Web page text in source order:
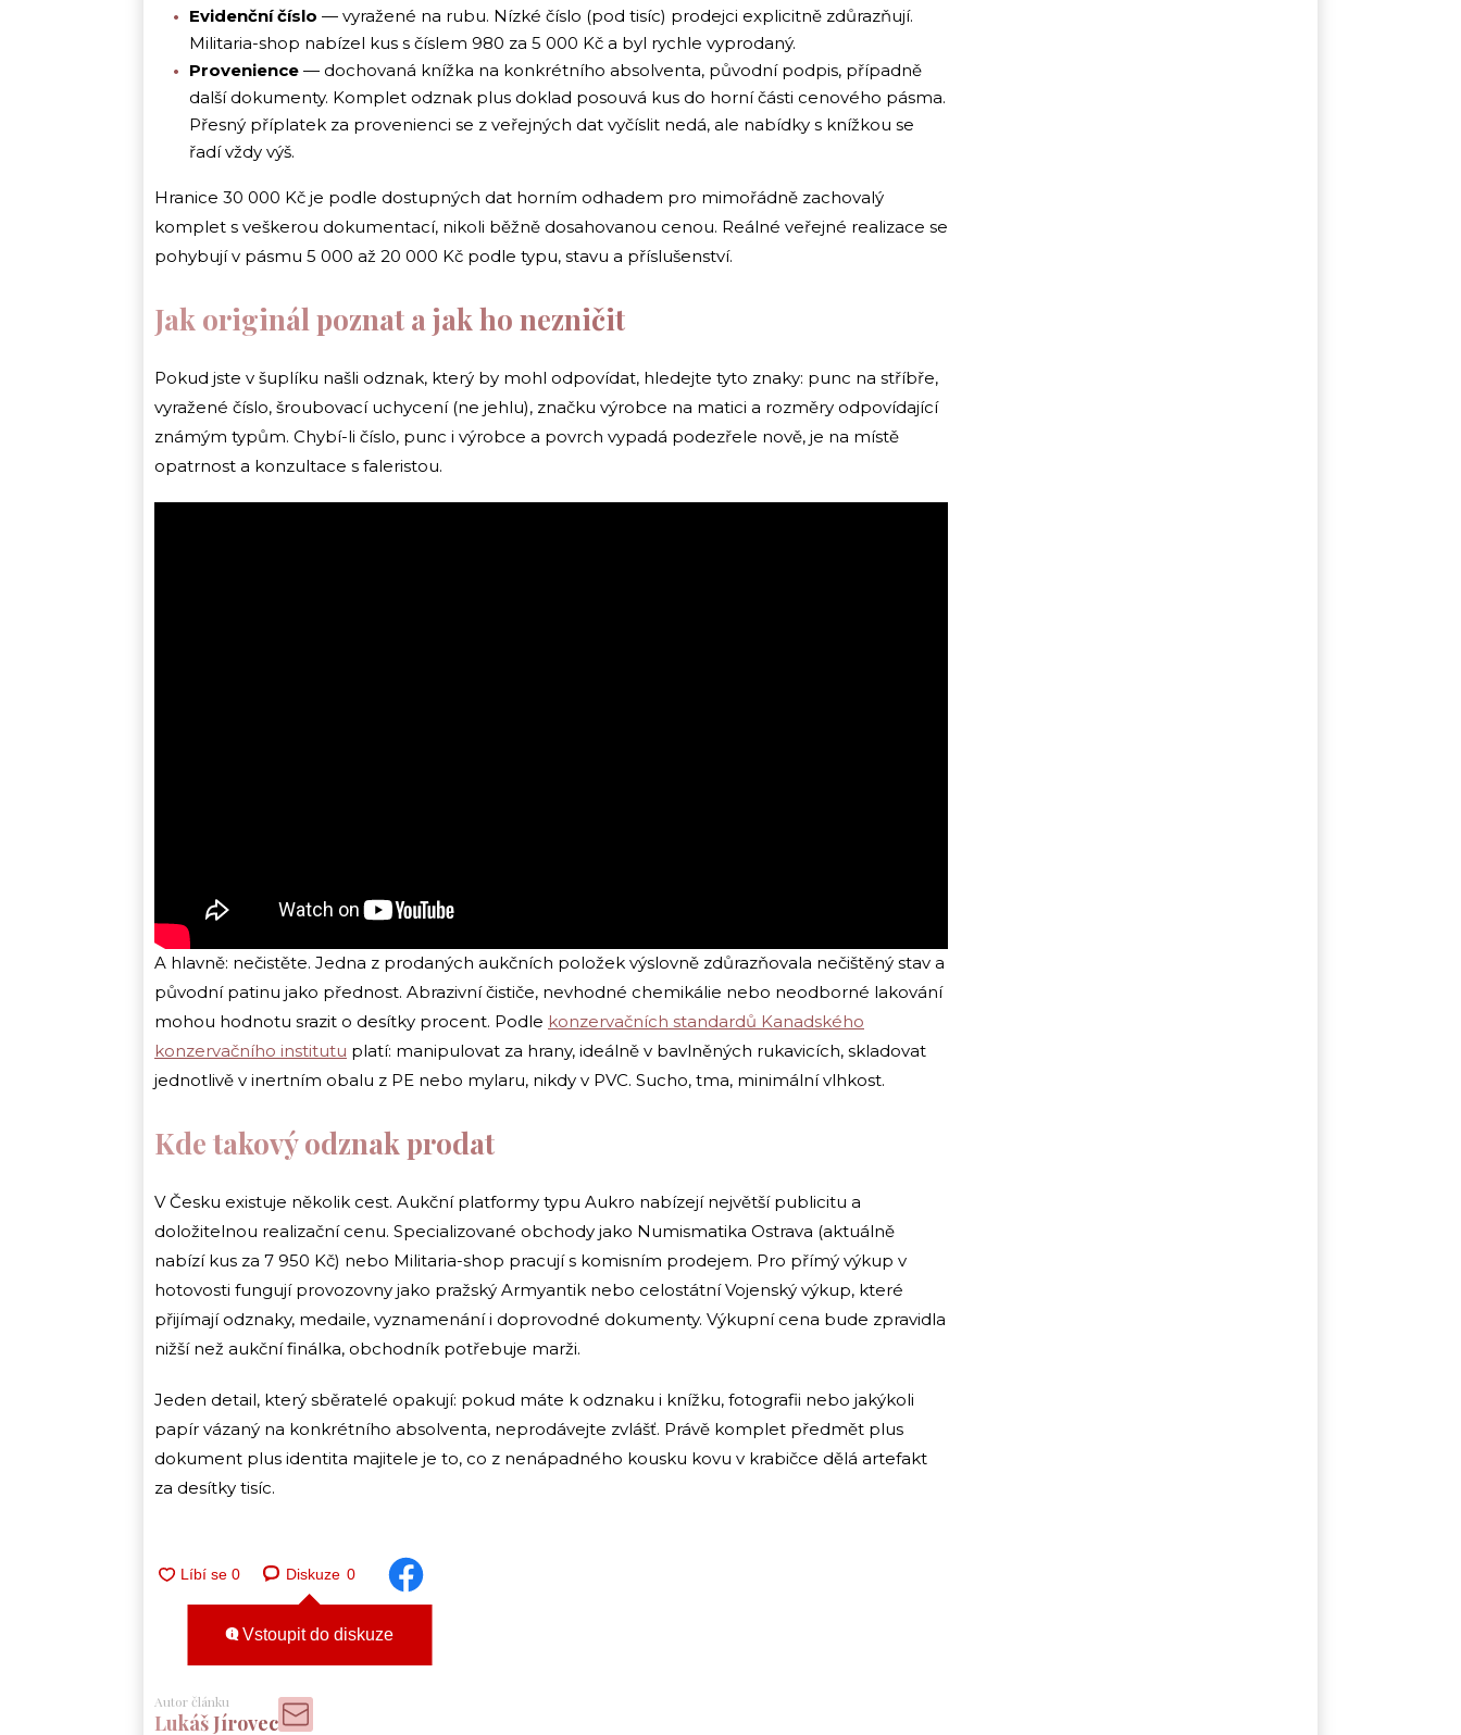
Evidenční číslo — vyražené na rubu. Nízké číslo (pod tisíc) prodejci explicitně zdůrazňují.
Militaria-shop nabízel kus s číslem 980 za 5 000 Kč a byl rychle vyprodaný.
Provenience — dochovaná knížka na konkrétního absolventa, původní podpis, případně
další dokumenty. Komplet odznak plus doklad posouvá kus do horní části cenového pásma.
Přesný příplatek za provenienci se z veřejných dat vyčíslit nedá, ale nabídky s knížkou se
řadí vždy výš.
Hranice 30 000 Kč je podle dostupných dat horním odhadem pro mimořádně zachovalý
komplet s veškerou dokumentací, nikoli běžně dosahovanou cenou. Reálné veřejné realizace se
pohybují v pásmu 5 000 až 20 000 Kč podle typu, stavu a příslušenství.
Jak originál poznat a jak ho nezničit
Pokud jste v šuplíku našli odznak, který by mohl odpovídat, hledejte tyto znaky: punc na stříbře,
vyražené číslo, šroubovací uchycení (ne jehlu), značku výrobce na matici a rozměry odpovídající
známým typům. Chybí-li číslo, punc i výrobce a povrch vypadá podezřele nově, je na místě
opatrnost a konzultace s faleristou.
A hlavně: nečistěte. Jedna z prodaných aukčních položek výslovně zdůrazňovala nečištěný stav a
původní patinu jako přednost. Abrazivní čističe, nevhodné chemikálie nebo neodborné lakování
mohou hodnotu srazit o desítky procent. Podle konzervačních standardů Kanadského
konzervačního institutu platí: manipulovat za hrany, ideálně v bavlněných rukavicích, skladovat
jednotlivě v inertním obalu z PE nebo mylaru, nikdy v PVC. Sucho, tma, minimální vlhkost.
Kde takový odznak prodat
V Česku existuje několik cest. Aukční platformy typu Aukro nabízejí největší publicitu a
doložitelnou realizační cenu. Specializované obchody jako Numismatika Ostrava (aktuálně
nabízí kus za 7 950 Kč) nebo Militaria-shop pracují s komisním prodejem. Pro přímý výkup v
hotovosti fungují provozovny jako pražský Armyantik nebo celostátní Vojenský výkup, které
přijímají odznaky, medaile, vyznamenání i doprovodné dokumenty. Výkupní cena bude zpravidla
nižší než aukční finálka, obchodník potřebuje marži.
Jeden detail, který sběratelé opakují: pokud máte k odznaku i knížku, fotografii nebo jakýkoli
papír vázaný na konkrétního absolventa, neprodávejte zvlášť. Právě komplet předmět plus
dokument plus identita majitele je to, co z nenápadného kousku kovu v krabičce dělá artefakt
za desítky tisíc.
Diskuze 0
Vstoupit do diskuze
Autor článku
Lukáš Jírovec